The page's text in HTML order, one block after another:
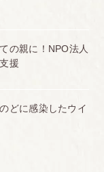
の親に！NPO法人
援
どに感染したウイ